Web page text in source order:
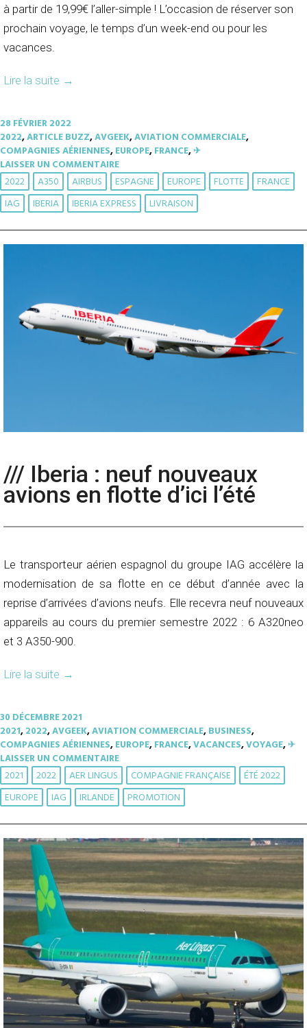
à partir de 19,99€ l’aller-simple ! L’occasion de réserver son
prochain voyage, le temps d’un week-end ou pour les
vacances.
Lire la suite →
28 FÉVRIER 2022
2022,ARTICLE BUZZ,AVGEEK,AVIATION COMMERCIALE,
COMPAGNIES AÉRIENNES,EUROPE,FRANCE,✈︎
LAISSER UN COMMENTAIRE
2022 A350 AIRBUS ESPAGNE EUROPE FLOTTE
FRANCE
IAG
IBERIA IBERIA EXPRESS LIVRAISON
/// Iberia : neuf nouveaux
avions en flotte d’ici l’été
Le transporteur aérien espagnol du groupe IAG accélère la
modernisation de sa flotte en ce début d’année avec la
reprise d’arrivées d’avions neufs. Elle recevra neuf nouveaux
appareils au cours du premier semestre 2022 : 6 A320neo
et 3 A350-900.
Lire la suite →
30 DÉCEMBRE 2021
2021,2022,AVGEEK,AVIATION COMMERCIALE,BUSINESS,
COMPAGNIES AÉRIENNES,EUROPE,FRANCE,VACANCES,VOYAGE,✈︎
LAISSER UN COMMENTAIRE
2021 2022 AER LINGUS COMPAGNIE FRANÇAISE
ÉTÉ 2022
EUROPE
IAG IRLANDE PROMOTION